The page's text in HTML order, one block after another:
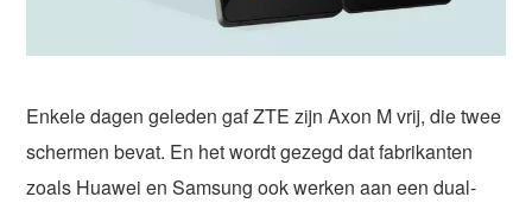
Enkele dagen geleden gaf ZTE zijn Axon M vrij, die twee
schermen bevat. En het wordt gezegd dat fabrikanten
zoals Huawei en Samsung ook werken aan een dual-